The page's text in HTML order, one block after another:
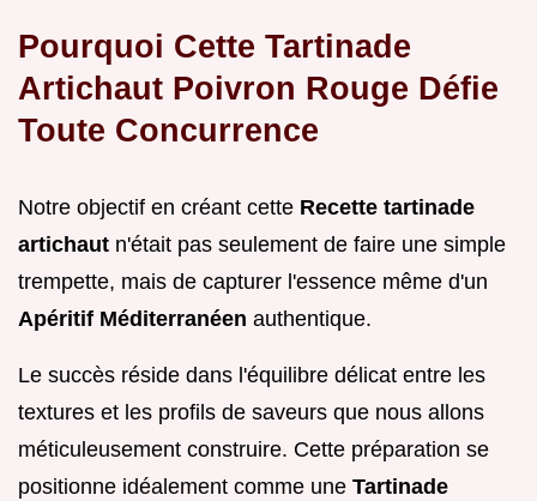
Pourquoi Cette Tartinade
Artichaut Poivron Rouge Défie
Toute Concurrence
Notre objectif en créant cette Recette tartinade
artichaut n'était pas seulement de faire une simple
trempette, mais de capturer l'essence même d'un
Apéritif Méditerranéen authentique.
Le succès réside dans l'équilibre délicat entre les
textures et les profils de saveurs que nous allons
méticuleusement construire. Cette préparation se
positionne idéalement comme une Tartinade